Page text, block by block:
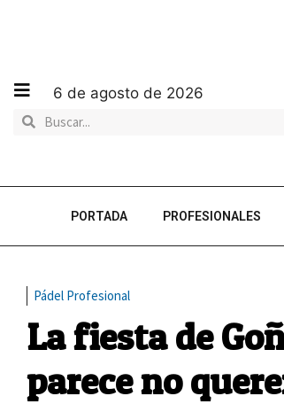
6 de agosto de 2026
PORTADA PROFESIONALES
Pádel Profesional
La fiesta de
parece no